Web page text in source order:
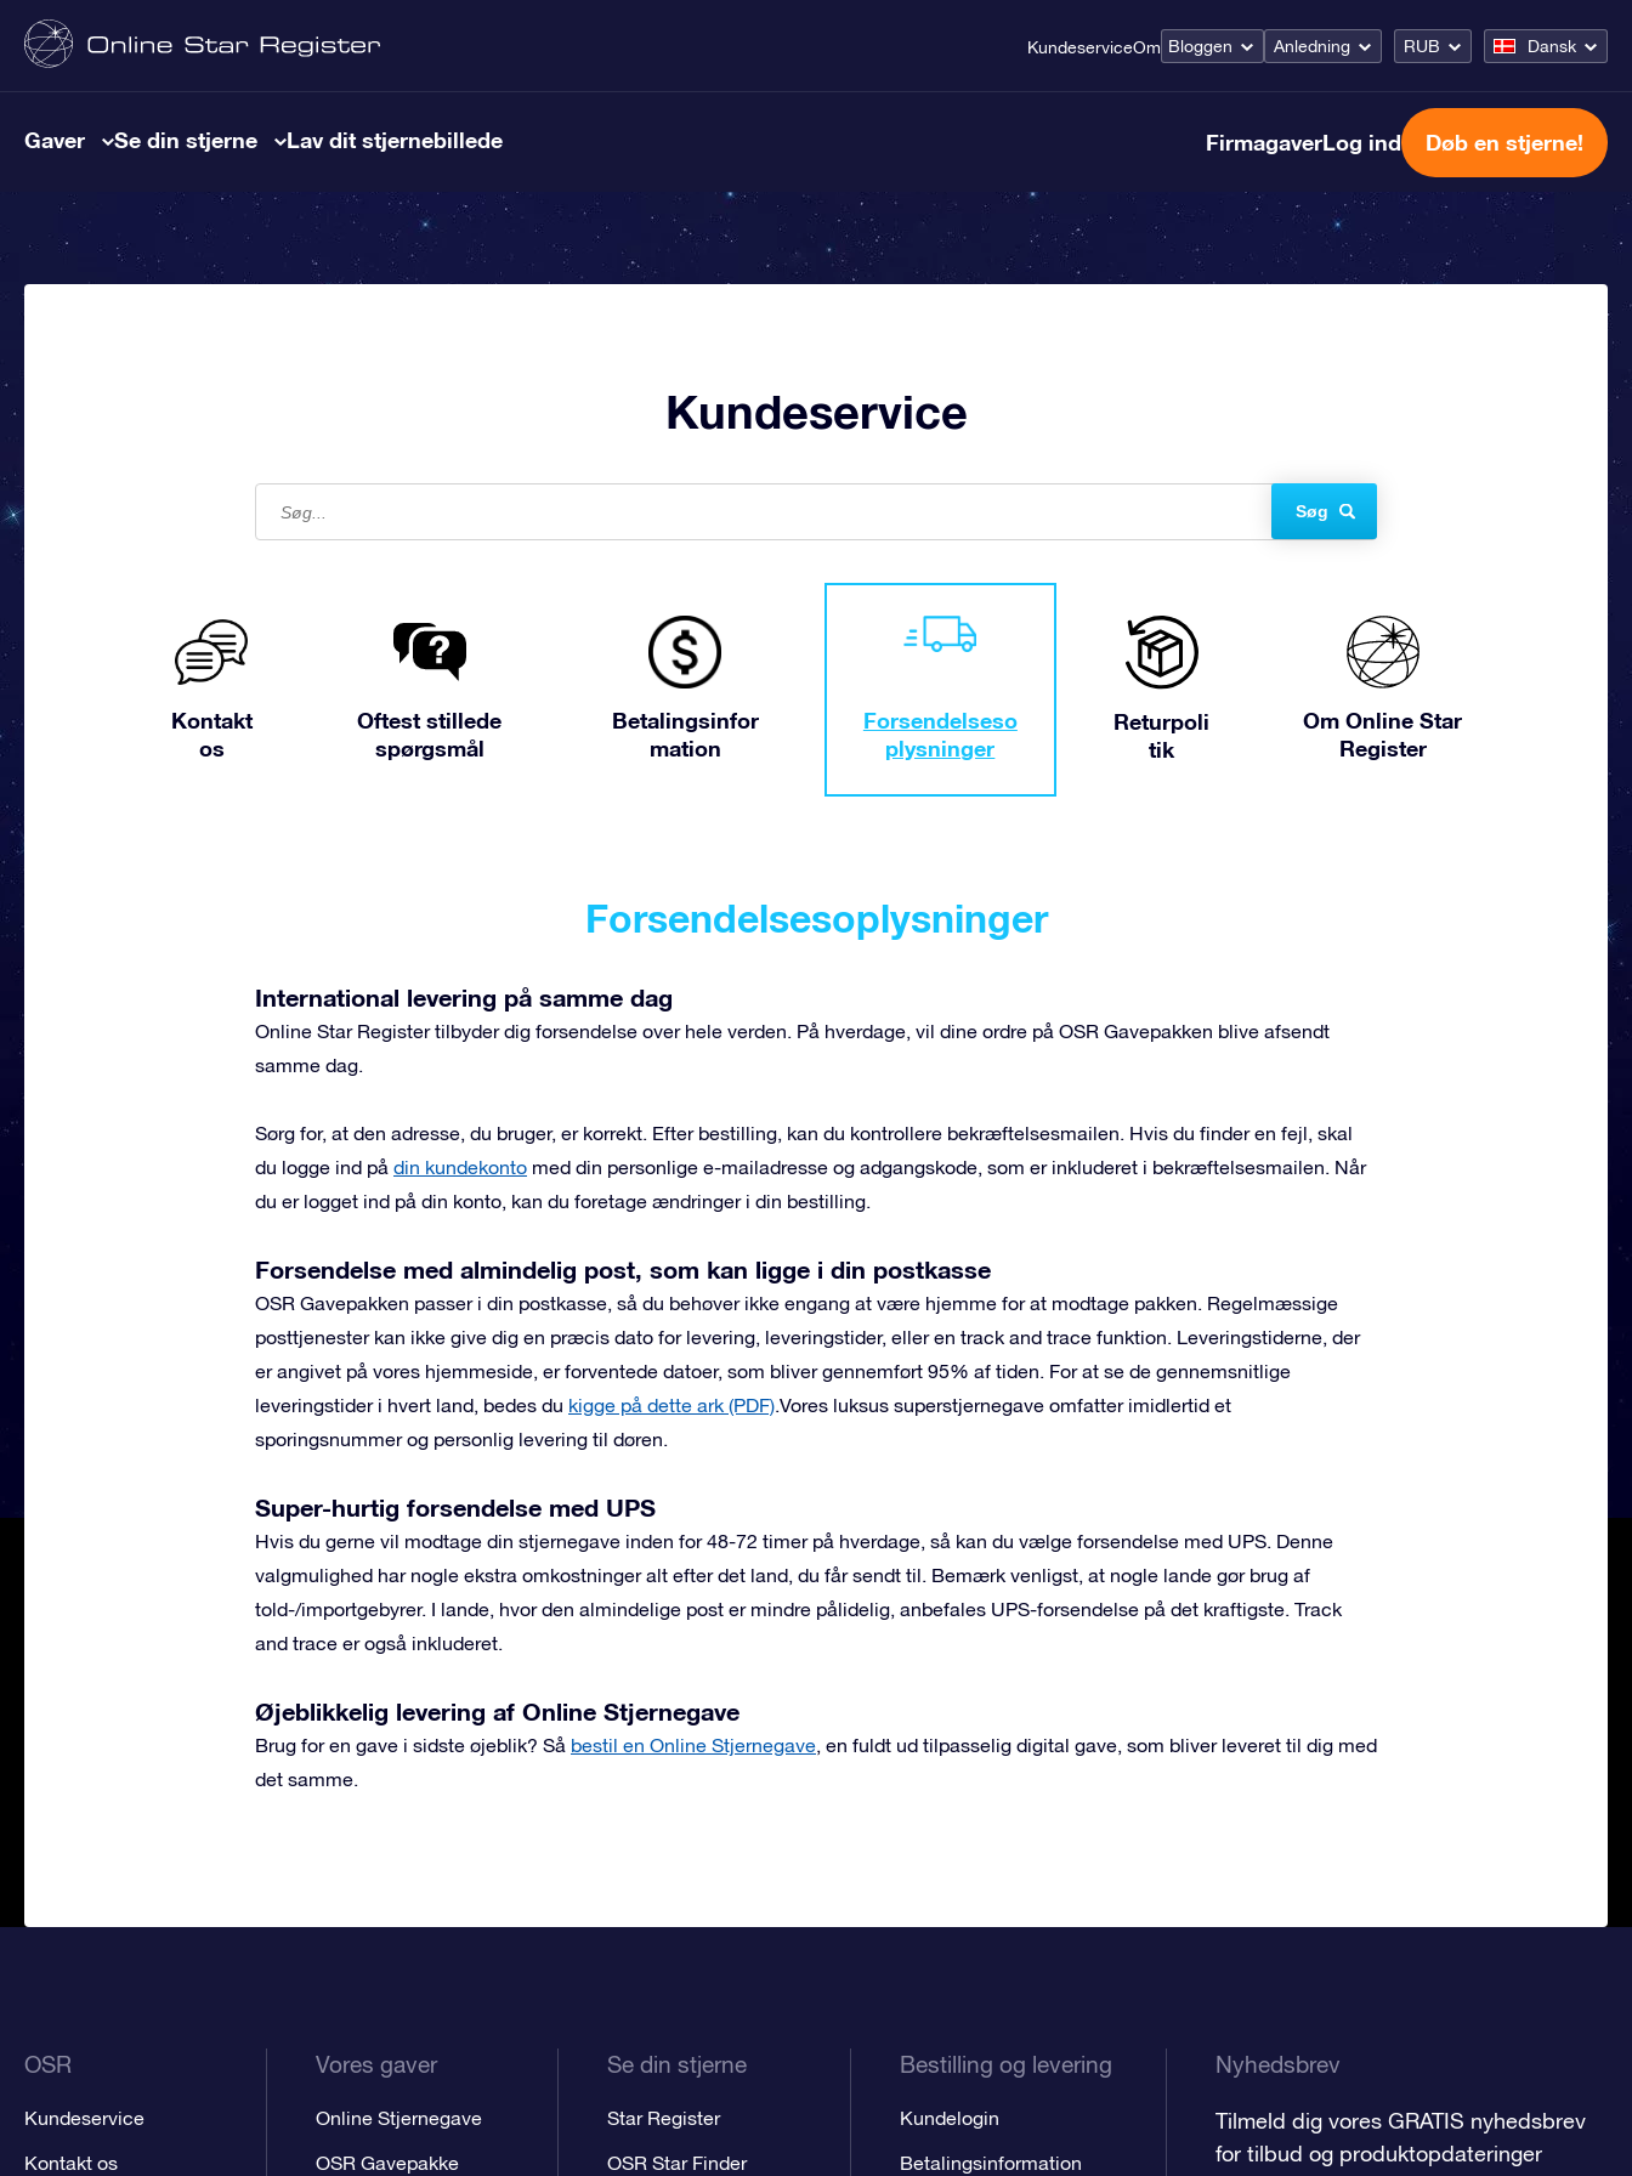
KundeserviceOm Bloggen Anledning RUB Dansk
Gaver Se din stjerne Lav dit stjernebillede FirmagaverLog ind Døb en stjerne!
Kundeservice
Søg
Kontakt
os
Oftest stillede
spørgsmål
Betalingsinfor
mation
Forsendelseso
plysninger
Returpoli
tik
Om Online Star
Register
Forsendelsesoplysninger
International levering på samme dag
Online Star Register tilbyder dig forsendelse over hele verden. På hverdage, vil dine ordre på OSR Gavepakken blive afsendt
samme dag.
Sørg for, at den adresse, du bruger, er korrekt. Efter bestilling, kan du kontrollere bekræftelsesmailen. Hvis du finder en fejl, skal
du logge ind på din kundekonto med din personlige e-mailadresse og adgangskode, som er inkluderet i bekræftelsesmailen. Når
du er logget ind på din konto, kan du foretage ændringer i din bestilling.
Forsendelse med almindelig post, som kan ligge i din postkasse
OSR Gavepakken passer i din postkasse, så du behøver ikke engang at være hjemme for at modtage pakken. Regelmæssige
posttjenester kan ikke give dig en præcis dato for levering, leveringstider, eller en track and trace funktion. Leveringstiderne, der
er angivet på vores hjemmeside, er forventede datoer, som bliver gennemført 95% af tiden. For at se de gennemsnitlige
leveringstider i hvert land, bedes du kigge på dette ark (PDF).Vores luksus superstjernegave omfatter imidlertid et
sporingsnummer og personlig levering til døren.
Super-hurtig forsendelse med UPS
Hvis du gerne vil modtage din stjernegave inden for 48-72 timer på hverdage, så kan du vælge forsendelse med UPS. Denne
valgmulighed har nogle ekstra omkostninger alt efter det land, du får sendt til. Bemærk venligst, at nogle lande gør brug af
told-/importgebyrer. I lande, hvor den almindelige post er mindre pålidelig, anbefales UPS-forsendelse på det kraftigste. Track
and trace er også inkluderet.
Øjeblikkelig levering af Online Stjernegave
Brug for en gave i sidste øjeblik? Så bestil en Online Stjernegave, en fuldt ud tilpasselig digital gave, som bliver leveret til dig med
det samme.
OSR
Kundeservice
Kontakt os
Vores gaver
Online Stjernegave
OSR Gavepakke
Se din stjerne
Star Register
OSR Star Finder
Bestilling og levering
Kundelogin
Betalingsinformation
Nyhedsbrev
Tilmeld dig vores GRATIS nyhedsbrev
for tilbud og produktopdateringer